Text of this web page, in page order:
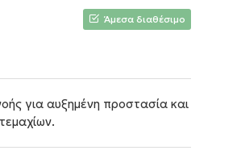
Άμεσα διαθέσιμο
για αυξημένη προστασία και